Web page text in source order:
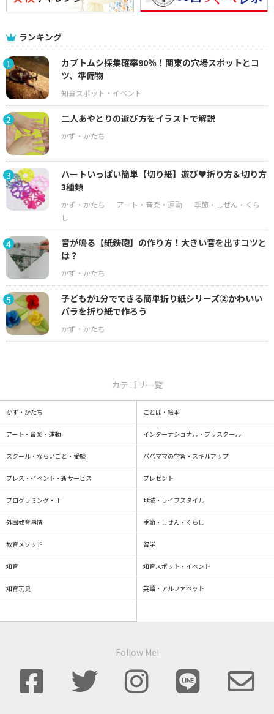
ランキング
1
カブトムシ採集確率90％！関東の穴場スポットとコ
ツ、準備物
2 二人あやとりの遊び方をイラストで解説
3
ハートいっぱい簡単【切り紙】遊び♥折り方＆切り方
3種類
4
音が鳴る【紙鉄砲】の作り方！大きい音を出すコツと
は？
5
子どもが1分でできる簡単折り紙シリーズ②かわいい
バラを折り紙で作ろう
カテゴリ一覧
かず・かたち ことば・絵本
アート・音楽・運動 インターナショナル・プリスクール
スクール・ならいごと・受験 パパママの学習・スキルアップ
プレス・イベント・新サービス プレゼント
プログラミング・IT 地域・ライフスタイル
外国教育事情 季節・しぜん・くらし
教育メソッド 留学
知育 知育スポット・イベント
知育玩具 英語・アルファベット
Follow Me!